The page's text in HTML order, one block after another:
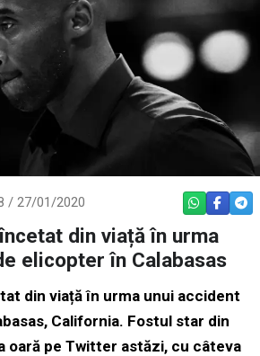
/ 27/01/2020 WHATSAPP
din viață în urma
elicopter în Calabasas
din viață în urma unui accident
California. Fostul star din
oară pe Twitter astăzi, cu câteva